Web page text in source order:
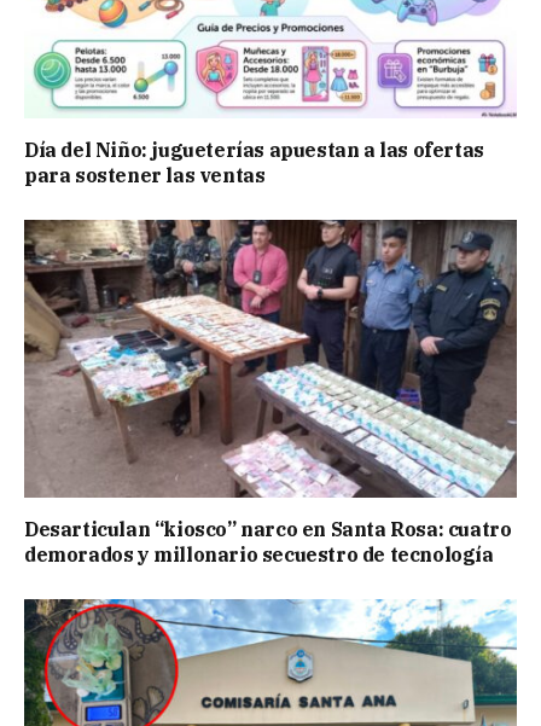
Día del Niño: jugueterías apuestan a las ofertas
para sostener las ventas
Desarticulan “kiosco” narco en Santa Rosa: cuatro
demorados y millonario secuestro de tecnología